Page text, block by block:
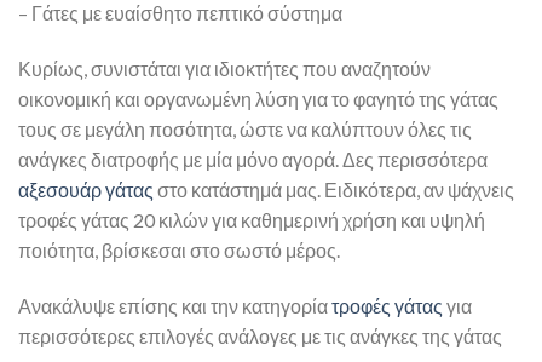
– Γάτες με ευαίσθητο πεπτικό σύστημα
Κυρίως, συνιστάται για ιδιοκτήτες που αναζητούν
οικονομική και οργανωμένη λύση για το φαγητό της γάτας
τους σε μεγάλη ποσότητα, ώστε να καλύπτουν όλες τις
ανάγκες διατροφής με μία μόνο αγορά. Δες περισσότερα
αξεσουάρ γάτας στο κατάστημά μας. Ειδικότερα, αν ψάχνεις
τροφές γάτας 20 κιλών για καθημερινή χρήση και υψηλή
ποιότητα, βρίσκεσαι στο σωστό μέρος.
Ανακάλυψε επίσης και την κατηγορίατροφές γάτας για
περισσότερες επιλογές ανάλογες με τις ανάγκες της γάτας